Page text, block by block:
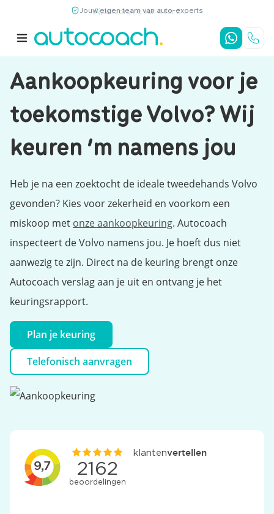
9,7/10 4,8/5
Jouw eigen team van auto-experts
Aankoopkeuring voor je
toekomstige Volvo? Wij
keuren ‘m namens jou
Heb je na een zoektocht de ideale tweedehands Volvo
gevonden? Kies voor zekerheid en voorkom een
miskoop met onze aankoopkeuring. Autocoach
inspecteert de Volvo namens jou. Je hoeft dus niet
aanwezig te zijn. Direct na de keuring brengt onze
Autocoach verslag aan je uit en ontvang je het
keuringsrapport.
Plan je keuring
Telefonisch aanvragen